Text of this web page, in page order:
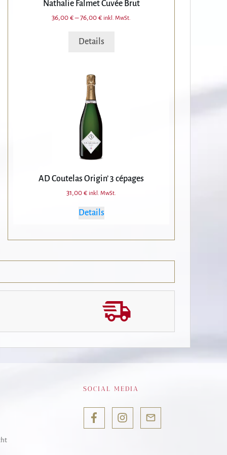
Nathalie Falmet Cuvée Brut
36,00€–76,00€ inkl. MwSt.
Details
Produktseite
AD Coutelas Origin’ 3 cépages
31,00€ inkl. MwSt.
Details
SOCIAL MEDIA